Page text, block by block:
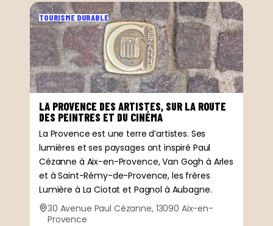
LA PROVENCE DES ARTISTES, SUR LA ROUTE
DES PEINTRES ET DU CINÉMA
TOURISME DURABLE
La Provence est une terre d’artistes. Ses
lumières et ses paysages ont inspiré Paul
Cézanne à Aix-en-Provence, Van Gogh à Arles
et à Saint-Rémy-de-Provence, les frères
Lumière à La Ciotat et Pagnol à Aubagne.
30 Avenue Paul Cézanne, 13090 Aix-en-
Provence